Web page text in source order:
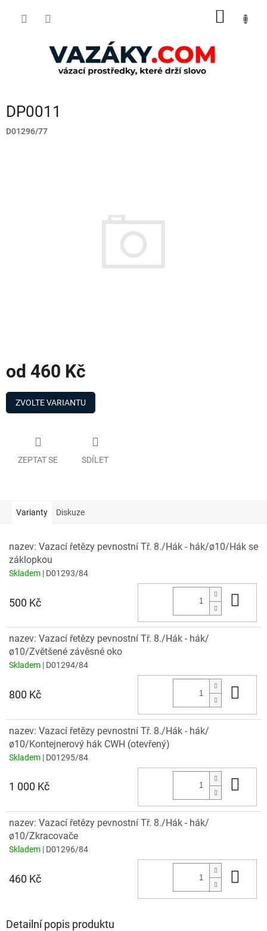
DP0011
D01296/77
od 460 Kč
Měrná
cena:
ZVOLTE VARIANTU
ZEPTAT SE SDÍLET
Varianty Diskuze
nazev: Vazací řetězy pevnostní Tř. 8./Hák - hák/ø10/Hák se
záklopkou
Skladem | D01293/84
500 Kč
nazev: Vazací řetězy pevnostní Tř. 8./Hák - hák/
ø10/Zvětšené závěsné oko
Skladem | D01294/84
800 Kč
nazev: Vazací řetězy pevnostní Tř. 8./Hák - hák/
ø10/Kontejnerový hák CWH (otevřený)
Skladem | D01295/84
1 000 Kč
nazev: Vazací řetězy pevnostní Tř. 8./Hák - hák/
ø10/Zkracovače
Skladem | D01296/84
460 Kč
Detailní popis produktu